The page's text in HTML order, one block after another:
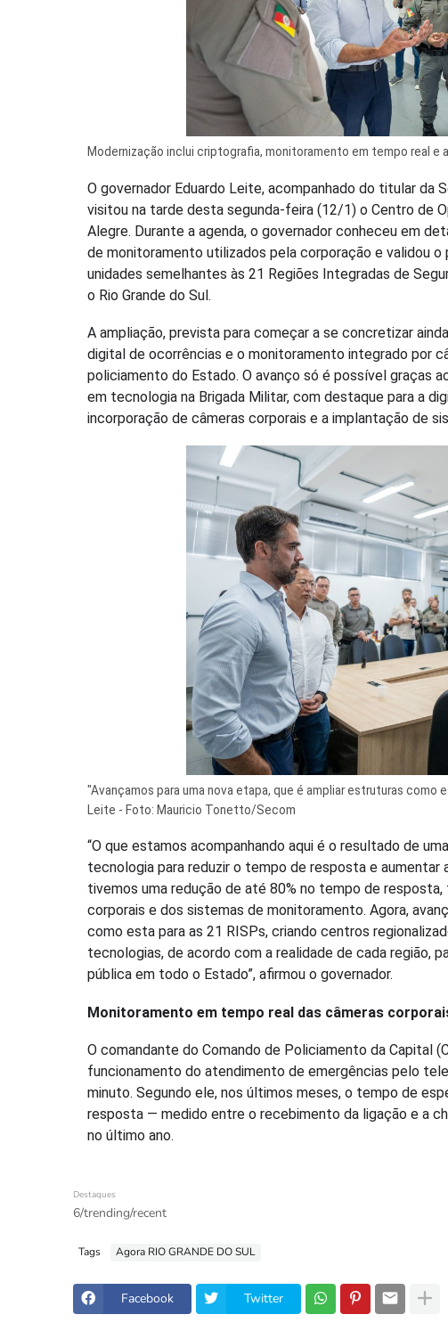
Modernização inclui criptografia, monitoramento em tempo real
O governador Eduardo Leite, acompanhado do titular da
visitou na tarde desta segunda-feira (12/1) o Centro de
Alegre. Durante a agenda, o governador conheceu em
de monitoramento utilizados pela corporação e validou
unidades semelhantes às 21 Regiões Integradas de
o Rio Grande do Sul.
A ampliação, prevista para começar a se concretizar
digital de ocorrências e o monitoramento integrado por
policiamento do Estado. O avanço só é possível graças
em tecnologia na Brigada Militar, com destaque para a
incorporação de câmeras corporais e a implantação de
"Avançamos para uma nova etapa, que é ampliar estruturas como
Leite - Foto: Mauricio Tonetto/Secom
“O que estamos acompanhando aqui é o resultado de
tecnologia para reduzir o tempo de resposta e
tivemos uma redução de até 80% no tempo de
corporais e dos sistemas de monitoramento. Agora,
como esta para as 21 RISPs, criando centros
tecnologias, de acordo com a realidade de cada região,
pública em todo o Estado”, afirmou o governador.
Monitoramento em tempo real das câmeras
O comandante do Comando de Policiamento da Capital
funcionamento do atendimento de emergências pelo
minuto. Segundo ele, nos últimos meses, o tempo de
resposta — medido entre o recebimento da ligação e a
no último ano.
Destaques
6/trending/recent
Tags Agora RIO GRANDE DO SUL
Facebook Twitter